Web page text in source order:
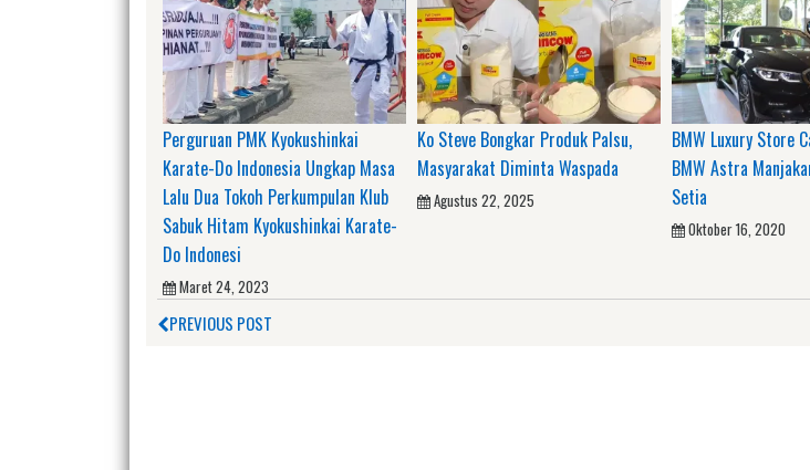
Perguruan PMK Kyokushinkai
Karate-Do Indonesia Ungkap Masa
Lalu Dua Tokoh Perkumpulan Klub
Sabuk Hitam Kyokushinkai Karate-
Do Indonesi
Maret 24, 2023
Ko Steve Bongkar Produk Palsu,
Masyarakat Diminta Waspada
Agustus 22, 2025
BMW Luxury Store
BMW Astra
Setia
Oktober 16, 2020
PREVIOUS POST